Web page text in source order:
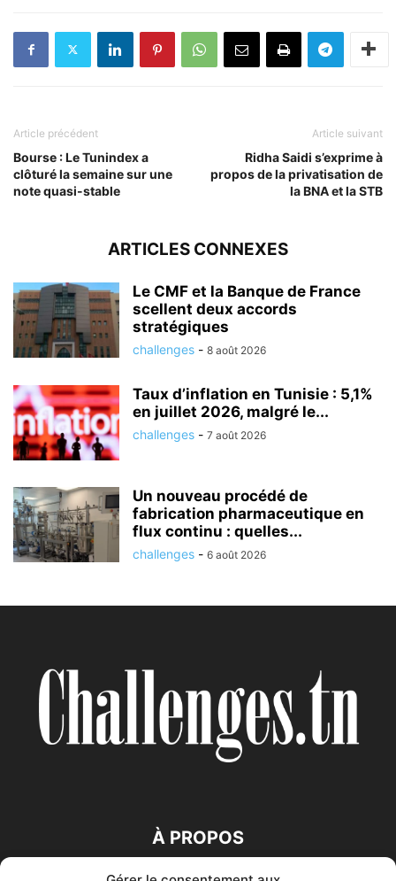
Article précédent
Bourse : Le Tunindex a
clôturé la semaine sur une
note quasi-stable
Article suivant
Ridha Saidi s’exprime à
propos de la privatisation de
la BNA et la STB
ARTICLES CONNEXES
Le CMF et la Banque de France
scellent deux accords
stratégiques
challenges - 8 août 2026
Taux d’inflation en Tunisie : 5,1%
en juillet 2026, malgré le...
challenges - 7 août 2026
Un nouveau procédé de
fabrication pharmaceutique en
flux continu : quelles...
challenges - 6 août 2026
À PROPOS